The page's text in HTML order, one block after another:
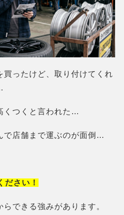
ったけど、取り付けてくれ
くつくと言われた…
店舗まで運ぶのが面倒…
ださい！
できる強みがあります。